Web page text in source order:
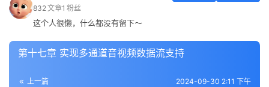
832文章1 粉丝
这个人很懒，什么都没有留下～
第十七章 实现多通道音视频数据流支持
上一篇 2024-09-30 2:11 下午